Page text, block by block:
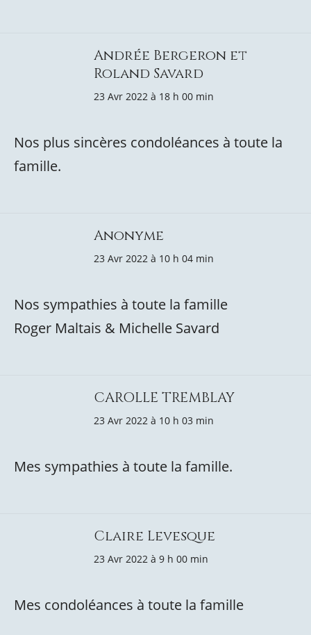
Andrée Bergeron et
Roland Savard
23 Avr 2022 à 18 h 00 min
Nos plus sincères condoléances à toute la
famille.
Anonyme
23 Avr 2022 à 10 h 04 min
Nos sympathies à toute la famille
Roger Maltais & Michelle Savard
CAROLLE TREMBLAY
23 Avr 2022 à 10 h 03 min
Mes sympathies à toute la famille.
Claire Levesque
23 Avr 2022 à 9 h 00 min
Mes condoléances à toute la famille